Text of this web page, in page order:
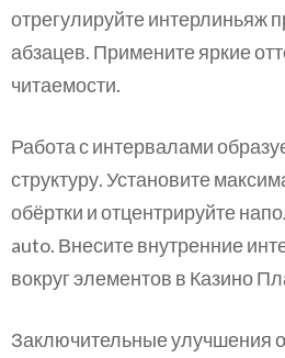
отрегулируйте интерлиньяж
абзацев. Примените яркие
читаемости.
Работа с интервалами
структуру. Установите
обёртки и отцентрируйте
auto. Внесите внутренние
вокруг элементов в Казино
Заключительные улучшения